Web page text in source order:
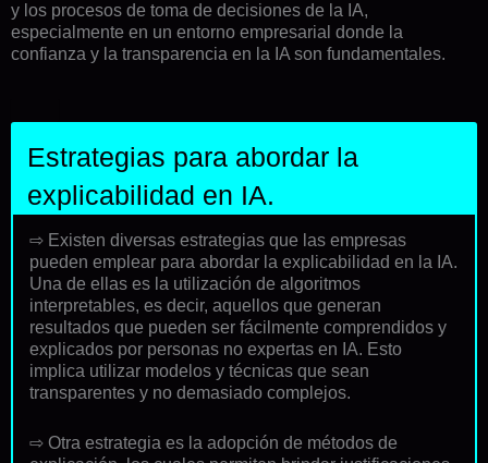
y los procesos de toma de decisiones de la IA,
especialmente en un entorno empresarial donde la
confianza y la transparencia en la IA son fundamentales.
Estrategias para abordar la
explicabilidad en IA.
⇨ Existen diversas estrategias que las empresas
pueden emplear para abordar la explicabilidad en la IA.
Una de ellas es la utilización de algoritmos
interpretables, es decir, aquellos que generan
resultados que pueden ser fácilmente comprendidos y
explicados por personas no expertas en IA. Esto
implica utilizar modelos y técnicas que sean
transparentes y no demasiado complejos.
⇨ Otra estrategia es la adopción de métodos de